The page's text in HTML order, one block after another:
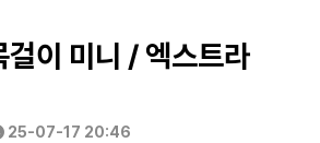
이 미니 / 엑스트라
25-07-17 20:46